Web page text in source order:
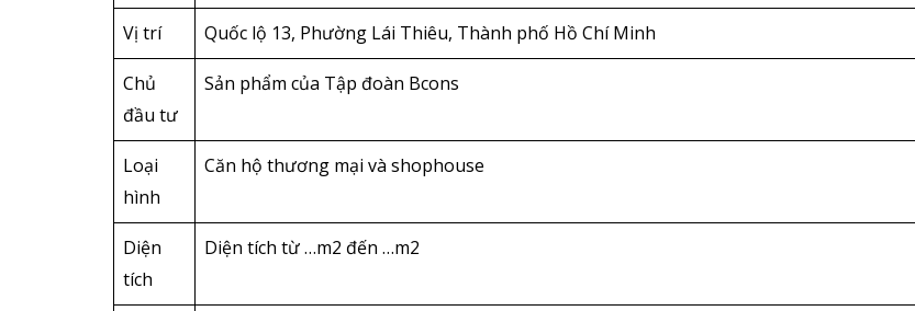
Vị trí Quốc lộ 13, Phường Lái Thiêu, Thành phố Hồ Chí Minh
Chủ
đầu tư
Sản phẩm của Tập đoàn Bcons
Loại
hình
Căn hộ thương mại và shophouse
Diện
tích
Diện tích từ …m2 đến …m2